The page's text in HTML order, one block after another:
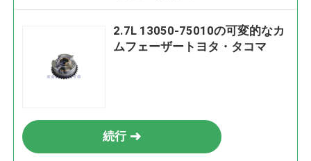
2.7L 13050-75010の可変的なカ
ムフェーザートヨタ・タコマ
続行